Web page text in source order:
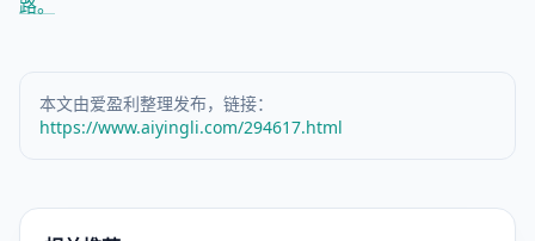
本文由爱盈利整理发布，链接：
https://www.aiyingli.com/294617.html